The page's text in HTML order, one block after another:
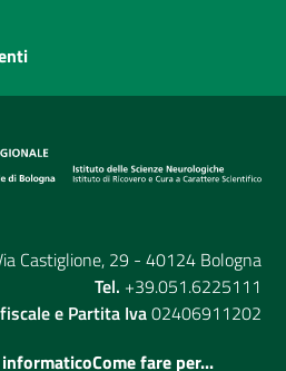
Castiglione, 29 - 40124 Bologna
Tel. +39.051.6225111
e Partita Iva02406911202
Come fare per...